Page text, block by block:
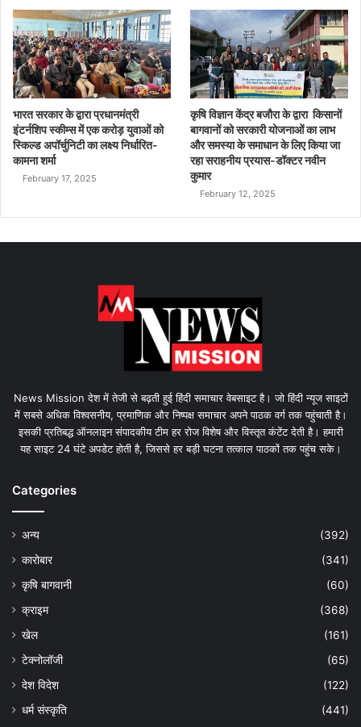
भारत सरकार के द्वारा प्रधानमंत्री
इंटर्नशिप स्कीम्स में एक करोड़ युवाओं को
स्किल्ड अपॉर्चुनिटी का लक्ष्य निर्धारित-
कामना शर्मा
February 17, 2025
कृषि विज्ञान केंद्र बजौरा के द्वारा किसानों
बागवानों को सरकारी योजनाओं का लाभ
और समस्या के समाधान के लिए किया जा
रहा सराहनीय प्रयास-डॉक्टर नवीन
कुमार
February 12, 2025
News Mission देश में तेजी से बढ़ती हुई हिंदी समाचार वेबसाइट है। जो हिंदी न्यूज साइटों
में सबसे अधिक विश्वसनीय, प्रमाणिक और निष्पक्ष समाचार अपने पाठक वर्ग तक पहुंचाती है।
इसकी प्रतिबद्ध ऑनलाइन संपादकीय टीम हर रोज विशेष और विस्तृत कंटेंट देती है। हमारी
यह साइट 24 घंटे अपडेट होती है, जिससे हर बड़ी घटना तत्काल पाठकों तक पहुंच सके।
Categories
अन्य
(392)
कारोबार
(341)
कृषि बागवानी
(60)
क्राइम
(368)
खेल
(161)
टेक्नोलॉजी
(65)
देश विदेश
(122)
धर्म संस्कृति
(441)